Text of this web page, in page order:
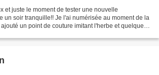
et juste le moment de tester une nouvelle
un soir tranquille!! Je l'ai numérisée au moment de la
un point de couture imitant l'herbe et quelques